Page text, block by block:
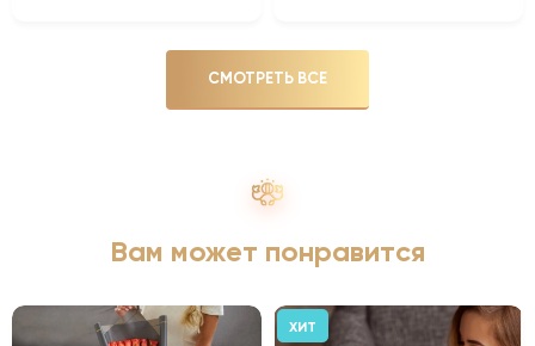
СМОТРЕТЬ ВСЕ
Вам может понравится
ХИТ